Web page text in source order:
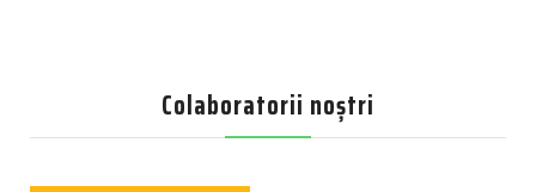
Colaboratorii noștri